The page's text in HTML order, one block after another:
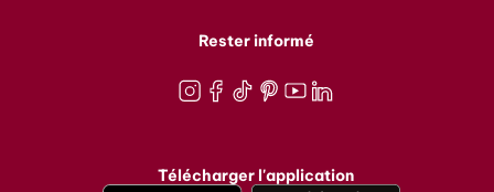
Rester informé
Télécharger l'application